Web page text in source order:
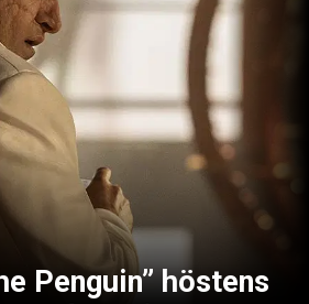
Penguin” höstens